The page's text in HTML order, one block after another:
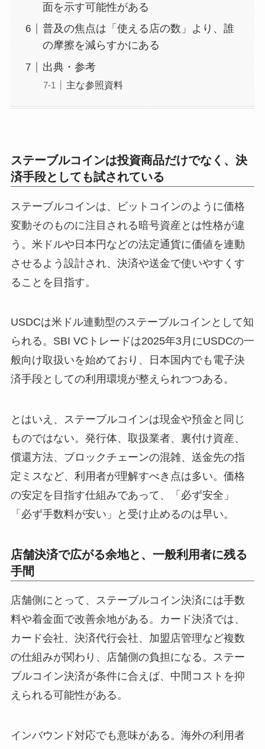
面を示す可能性がある
普及の焦点は「使える店の数」より、誰
の摩擦を減らすかにある
出典・参考
主な参照資料
ステーブルコインは投資商品だけでなく、決
済手段としても試されている
ステーブルコインは、ビットコインのように価格
変動そのものに注目される暗号資産とは性格が違
う。米ドルや日本円などの法定通貨に価値を連動
させるよう設計され、決済や送金で使いやすくす
ることを目指す。
USDCは米ドル連動型のステーブルコインとして知
られる。SBI VCトレードは2025年3月にUSDCの一
般向け取扱いを始めており、日本国内でも電子決
済手段としての利用環境が整えられつつある。
とはいえ、ステーブルコインは現金や預金と同じ
ものではない。発行体、取扱業者、裏付け資産、
償還方法、ブロックチェーンの混雑、送金先の指
定ミスなど、利用者が理解すべき点は多い。価格
の安定を目指す仕組みであって、「必ず安全」
「必ず手数料が安い」と受け止めるのは早い。
店舗決済で広がる余地と、一般利用者に残る
手間
店舗側にとって、ステーブルコイン決済には手数
料や着金面で改善余地がある。カード決済では、
カード会社、決済代行会社、加盟店管理など複数
の仕組みが関わり、店舗側の負担になる。ステー
ブルコイン決済が条件に合えば、中間コストを抑
えられる可能性がある。
インバウンド対応でも意味がある。海外の利用者